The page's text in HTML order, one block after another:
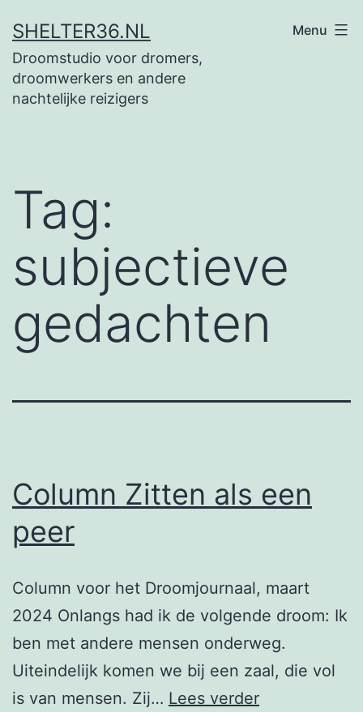
naar
de
inhoud
SHELTER36.NL
Droomstudio voor dromers,
droomwerkers en andere
nachtelijke reizigers
Menu
Tag:
subjectieve
gedachten
Column Zitten als een
peer
Column voor het Droomjournaal, maart
2024 Onlangs had ik de volgende droom: Ik
ben met andere mensen onderweg.
Uiteindelijk komen we bij een zaal, die vol
is van mensen. Zij… Lees verderColumn